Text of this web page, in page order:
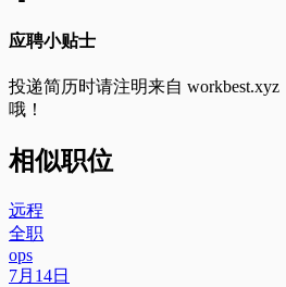
应聘小贴士
投递简历时请注明来自 workbest.xyz
哦！
相似职位
远程
全职
ops
7月14日